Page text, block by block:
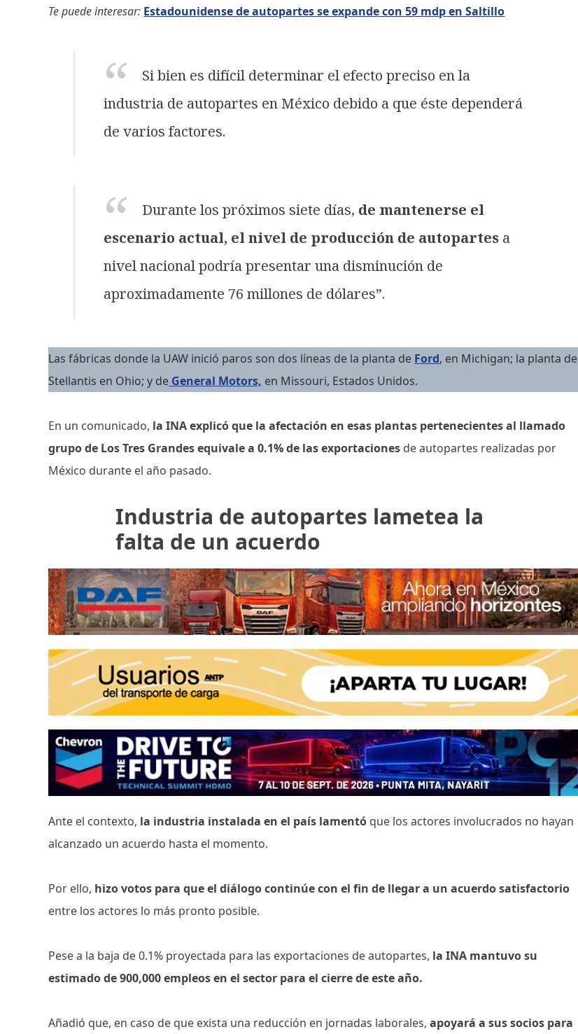
Te puede interesar: Estadounidense de autopartes se expande con 59 mdp en Saltillo
Si bien es difícil determinar el efecto preciso en la
industria de autopartes en México debido a que éste dependerá
de varios factores.
Durante los próximos siete días, de mantenerse el
escenario actual, el nivel de producción de autopartes a
nivel nacional podría presentar una disminución de
aproximadamente 76 millones de dólares”.
Las fábricas donde la UAW inició paros son dos líneas de la planta de Ford, en Michigan; la planta de
Stellantis en Ohio; y de General Motors, en Missouri, Estados Unidos.
En un comunicado, la INA explicó que la afectación en esas plantas pertenecientes al llamado
grupo de Los Tres Grandes equivale a 0.1% de las exportaciones de autopartes realizadas por
México durante el año pasado.
Industria de autopartes lametea la
falta de un acuerdo
Ante el contexto, la industria instalada en el país lamentó que los actores involucrados no hayan
alcanzado un acuerdo hasta el momento.
Por ello, hizo votos para que el diálogo continúe con el fin de llegar a un acuerdo satisfactorio
entre los actores lo más pronto posible.
Pese a la baja de 0.1% proyectada para las exportaciones de autopartes, la INA mantuvo su
estimado de 900,000 empleos en el sector para el cierre de este año.
Añadió que, en caso de que exista una reducción en jornadas laborales,apoyará a sus socios para